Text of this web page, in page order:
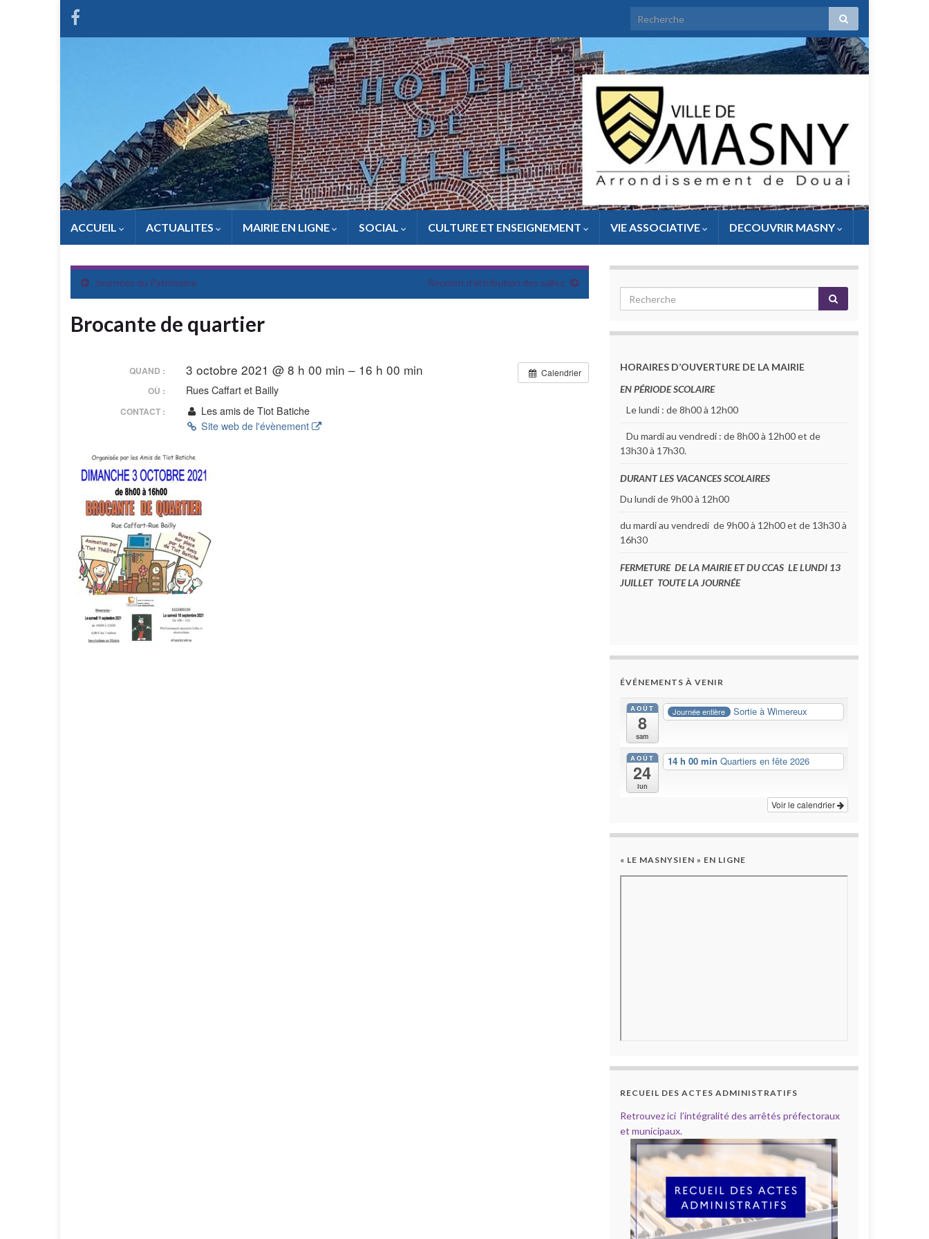
ACCUEIL ACTUALITES MAIRIE EN LIGNE SOCIAL CULTURE ET ENSEIGNEMENT VIE ASSOCIATIVE DECOUVRIR MASNY
Journées du Patrimoine Réunion d’attribution des salles
Brocante de quartier
Calendrier
QUAND : 3 octobre 2021 @ 8 h 00 min – 16 h 00 min
OÙ : Rues Caffart et Bailly
CONTACT :
Les amis de Tiot Batiche
Site web de l'évènement
HORAIRES D’OUVERTURE DE LA MAIRIE
EN PÉRIODE SCOLAIRE
Le lundi : de 8h00 à 12h00
Du mardi au vendredi : de 8h00 à 12h00 et de
13h30 à 17h30.
DURANT LES VACANCES SCOLAIRES
Du lundi de 9h00 à 12h00
du mardi au vendredi de 9h00 à 12h00 et de 13h30 à
16h30
FERMETURE DE LA MAIRIE ET DU CCAS LE LUNDI 13
JUILLET TOUTE LA JOURNÉE
ÉVÉNEMENTS À VENIR
AOÛT
8
sam
Journée entière Sortie à Wimereux
AOÛT
24
lun
14 h 00 min Quartiers en fête 2026
Voir le calendrier
« LE MASNYSIEN » EN LIGNE
RECUEIL DES ACTES ADMINISTRATIFS
Retrouvez ici l’intégralité des arrêtés préfectoraux
et municipaux.